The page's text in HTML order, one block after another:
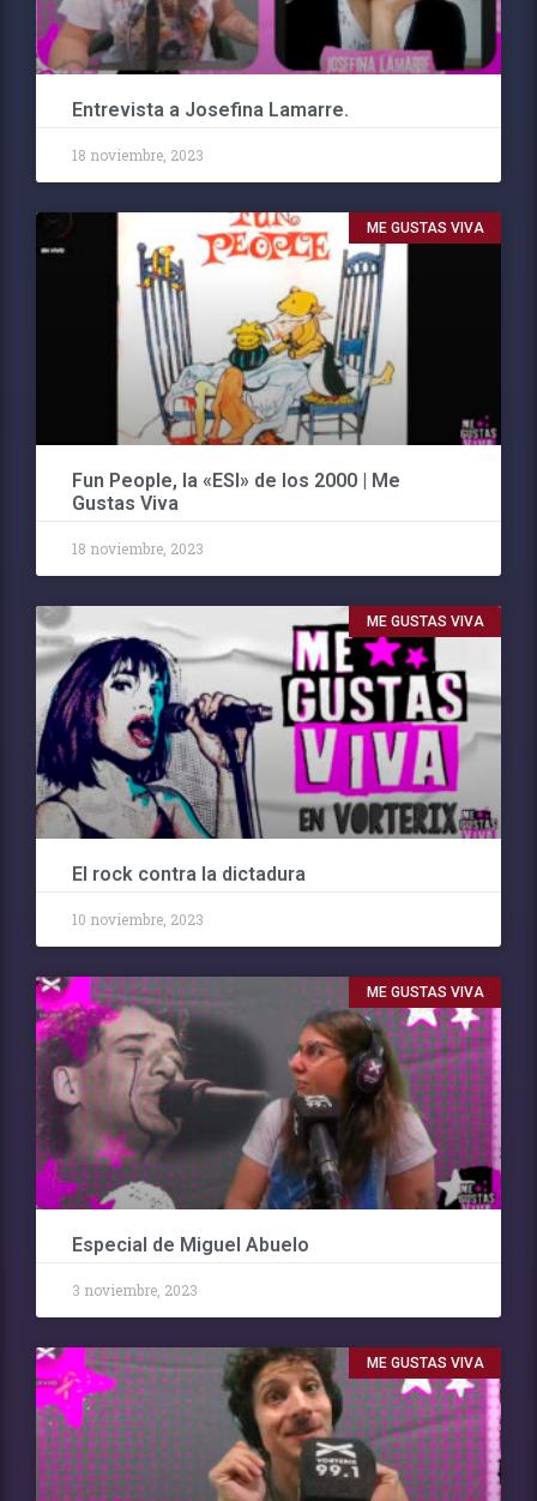
Entrevista a Josefina Lamarre.
18 noviembre, 2023
ME GUSTAS VIVA
Fun People, la «ESI» de los 2000 | Me
Gustas Viva
18 noviembre, 2023
ME GUSTAS VIVA
El rock contra la dictadura
10 noviembre, 2023
ME GUSTAS VIVA
Especial de Miguel Abuelo
3 noviembre, 2023
ME GUSTAS VIVA